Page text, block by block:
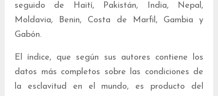
seguido de Haití, Pakistán, India, Nepal,
Moldavia, Benin, Costa de Marfil, Gambia y
Gabón.
El índice, que según sus autores contiene los
datos más completos sobre las condiciones de
la esclavitud en el mundo, es producto del